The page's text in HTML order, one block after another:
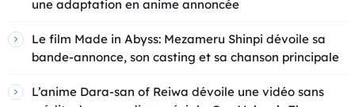
une adaptation en anime annoncée
Le film Made in Abyss: Mezameru Shinpi dévoile sa
bande-annonce, son casting et sa chanson principale
L’anime Dara-san of Reiwa dévoile une vidéo sans